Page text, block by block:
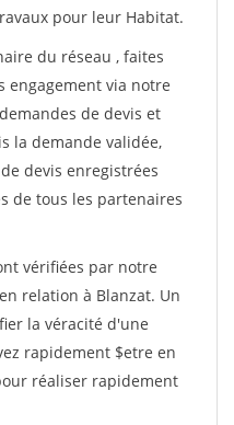
pour leur Habitat.
du réseau , faites
engagement via notre
de devis et
la demande validée,
devis enregistrées
de tous les partenaires
vérifiées par notre
relation à Blanzat. Un
la véracité d'une
rapidement $etre en
réaliser rapidement